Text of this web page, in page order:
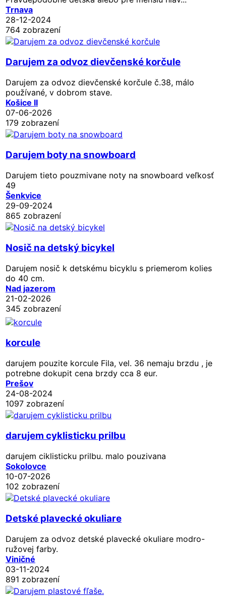
Trnava
28-12-2024
764 zobrazení
Darujem za odvoz dievčenské korčule
Darujem za odvoz dievčenské korčule č.38, málo
používané, v dobrom stave.
Košice II
07-06-2026
179 zobrazení
Darujem boty na snowboard
Darujem tieto pouzmivane noty na snowboard veľkosť
49
Šenkvice
29-09-2024
865 zobrazení
Nosič na detský bicykel
Darujem nosič k detskému bicyklu s priemerom kolies
do 40 cm.
Nad jazerom
21-02-2026
345 zobrazení
korcule
darujem pouzite korcule Fila, vel. 36 nemaju brzdu , je
potrebne dokupit cena brzdy cca 8 eur.
Prešov
24-08-2024
1097 zobrazení
darujem cyklisticku prilbu
darujem ciklisticku prilbu. malo pouzivana
Sokolovce
10-07-2026
102 zobrazení
Detské plavecké okuliare
Darujem za odvoz detské plavecké okuliare modro-
ružovej farby.
Viničné
03-11-2024
891 zobrazení